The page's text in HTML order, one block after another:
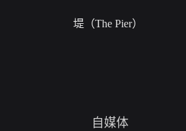
堤（The Pier）
自媒体